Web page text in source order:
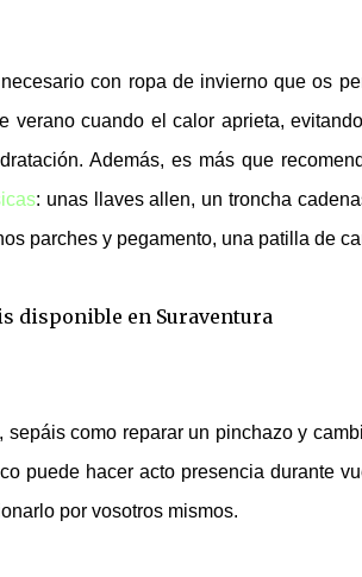
con ropa de invierno que os
verano cuando el calor aprieta,
Además, es más que
: unas llaves allen, un troncha
parches y pegamento, una patilla de
como reparar un pinchazo y
puede hacer acto presencia durante
por vosotros mismos.